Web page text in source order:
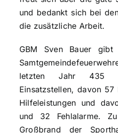
und bedankt sich bei
die zusätzliche Arbeit.
GBM Sven Bauer
letzten Jahr 435
Einsatzstellen, davon 57
Hilfeleistungen und
und 32 Fehlalarme.
Großbrand der